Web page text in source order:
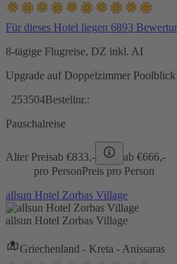
Für dieses Hotel liegen 6893
8-tägige Flugreise, DZ inkl. AI
Upgrade auf Doppelzimmer Poolblick
253504Bestellnr.:
Pauschalreise
Alter Preisab €833,- ab €666,-
pro PersonPreis pro Person
allsun Hotel Zorbas Village
allsun Hotel Zorbas Village
Griechenland - Kreta - Anissaras